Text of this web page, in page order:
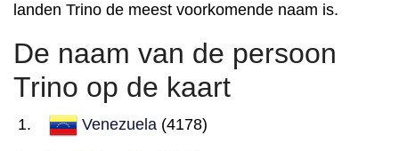
landen Trino de meest voorkomende naam is.
De naam van de persoon
Trino op de kaart
Venezuela (4178)